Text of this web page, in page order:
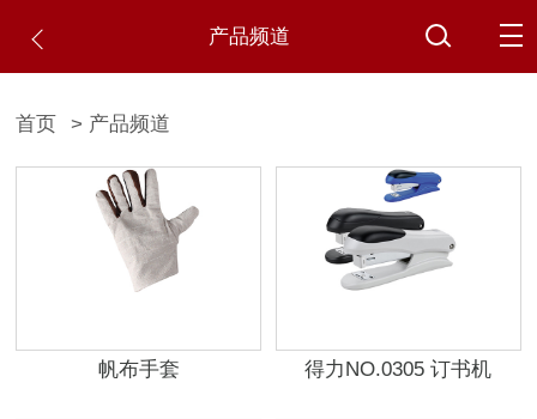
产品频道
首页 > 产品频道
帆布手套 得力NO.0305 订书机